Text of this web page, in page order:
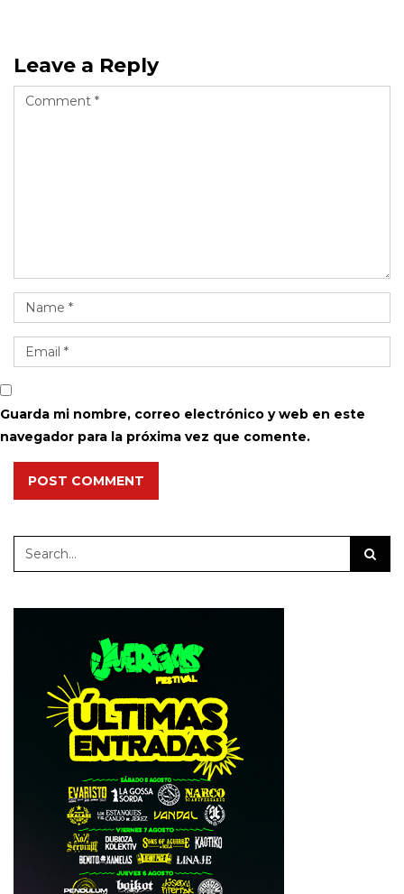
Leave a Reply
Guarda mi nombre, correo electrónico y web en este
navegador para la próxima vez que comente.
POST COMMENT